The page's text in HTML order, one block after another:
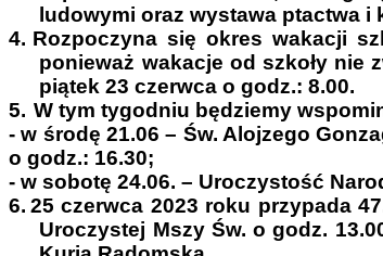
ludowymi oraz wystawa ptactwa i
4. Rozpoczyna się okres wakacji
ponieważ wakacje od szkoły nie
piątek 23 czerwca o godz.: 8.00.
5. W tym tygodniu będziemy
- w środę 21.06 – Św. Alojzego
o godz.: 16.30;
- w sobotę 24.06. – Uroczystość
6. 25 czerwca 2023 roku przypada
Uroczystej Mszy Św. o godz.